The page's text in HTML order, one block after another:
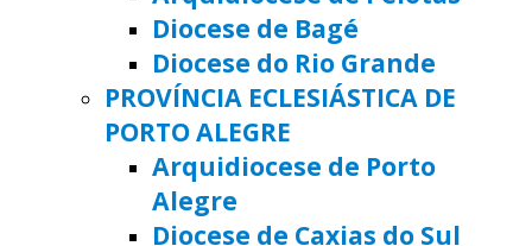
Diocese de Bagé
Diocese do Rio Grande
PROVÍNCIA ECLESIÁSTICA DE
PORTO ALEGRE
Arquidiocese de Porto
Alegre
Diocese de Caxias do Sul